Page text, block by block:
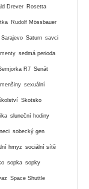
Drever Rosetta
Rudolf Mössbauer
Sarajevo Saturn savci
sedmá perioda
R7 Senát
sexuální
Skotsko
sluneční hodiny
sobecký gen
hmyz sociální sítě
sopka sopky
Space Shuttle